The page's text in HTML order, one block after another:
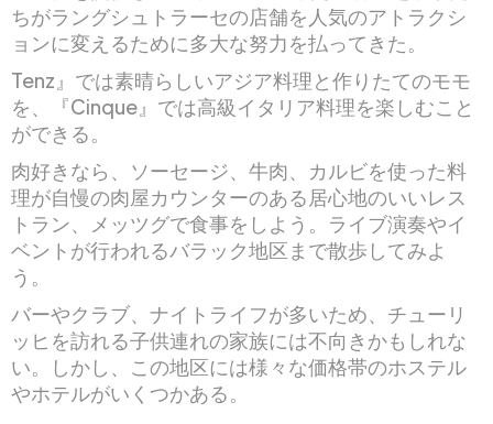
ちがラングシュトラーセの店舗を人気のアトラクシ
ョンに変えるために多大な努力を払ってきた。
Tenz』では素晴らしいアジア料理と作りたてのモモ
を、『Cinque』では高級イタリア料理を楽しむこと
ができる。
肉好きなら、ソーセージ、牛肉、カルビを使った料
理が自慢の肉屋カウンターのある居心地のいいレス
トラン、メッツグで食事をしよう。ライブ演奏やイ
ベントが行われるバラック地区まで散歩してみよ
う。
バーやクラブ、ナイトライフが多いため、チューリ
ッヒを訪れる子供連れの家族には不向きかもしれな
い。しかし、この地区には様々な価格帯のホステル
やホテルがいくつかある。